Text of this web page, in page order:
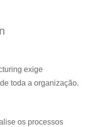
exige
toda a organização.
os processos